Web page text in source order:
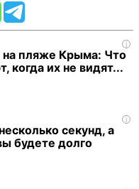
i
на пляже Крыма: Что
когда их не видят...
i
секунд, а
будете долго